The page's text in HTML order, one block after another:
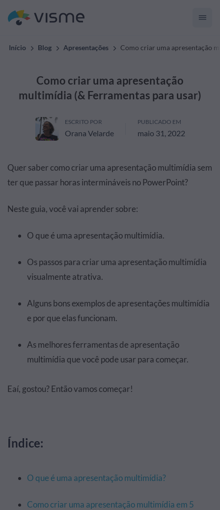
Início Blog Apresentações Como criar uma apresentação
Como criar uma apresentação
multimídia (& Ferramentas para usar)
ESCRITO POR
Orana Velarde
PUBLICADO EM
maio 31, 2022
Quer saber como criar uma apresentação multimídia sem
ter que passar horas intermináveis no PowerPoint?
Neste guia, você vai aprender sobre:
O que é uma apresentação multimídia.
Os passos para criar uma apresentação multimídia
visualmente atrativa.
Alguns bons exemplos de apresentações multimídia
e por que elas funcionam.
As melhores ferramentas de apresentação
multimídia que você pode usar para começar.
Eaí, gostou? Então vamos começar!
Índice:
O que é uma apresentação multimídia?
Como criar uma apresentação multimídia em 5